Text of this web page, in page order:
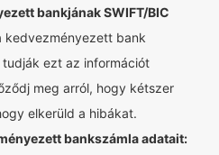
bankjának SWIFT/BIC
kedvezményezett bank
tudják ezt az információt
meg arról, hogy kétszer
elkerüld a hibákat.
bankszámla adatait: